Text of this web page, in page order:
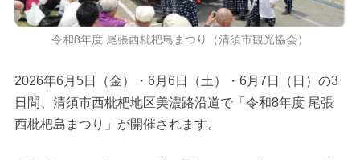
令和8年度 尾張西枇杷島まつり（清須市観光協会）
2026年6月5日（金）・6月6日（土）・6月7日（日）の3
日間、清須市西枇杷地区美濃路沿道で「令和8年度 尾張
西枇杷島まつり」が開催されます。